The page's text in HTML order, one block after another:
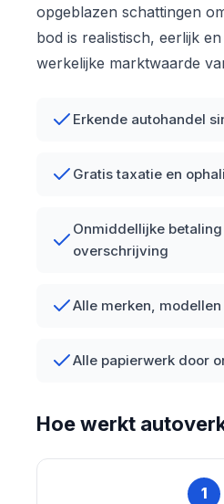
opgeblazen schattingen
bod is realistisch, eerlijk
werkelijke marktwaarde
Erkende autohandel
Gratis taxatie en
Onmiddellijke
overschrijving
Alle merken,
Alle papierwerk door
Hoe werkt
1